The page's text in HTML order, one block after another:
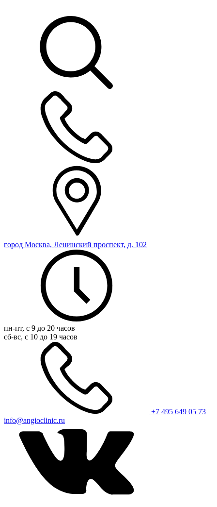
город Москва, Ленинский проспект, д. 102
пн-пт, с 9 до 20 часов
сб-вс, с 10 до 19 часов
+7 495 649 05 73
info@angioclinic.ru